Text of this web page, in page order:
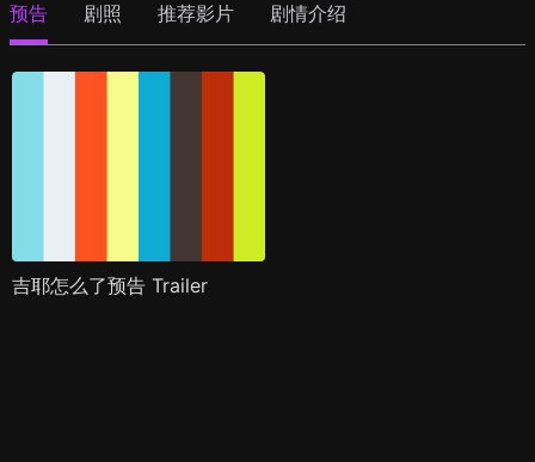
预告 剧照 推荐影片 剧情介绍
吉耶怎么了预告 Trailer